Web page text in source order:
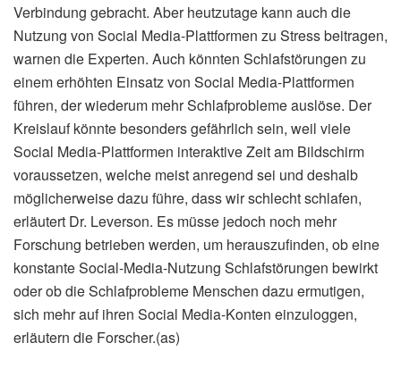
Verbindung gebracht. Aber heutzutage kann auch die
Nutzung von Social Media-Plattformen zu Stress beitragen,
warnen die Experten. Auch könnten Schlafstörungen zu
einem erhöhten Einsatz von Social Media-Plattformen
führen, der wiederum mehr Schlafprobleme auslöse. Der
Kreislauf könnte besonders gefährlich sein, weil viele
Social Media-Plattformen interaktive Zeit am Bildschirm
voraussetzen, welche meist anregend sei und deshalb
möglicherweise dazu führe, dass wir schlecht schlafen,
erläutert Dr. Leverson. Es müsse jedoch noch mehr
Forschung betrieben werden, um herauszufinden, ob eine
konstante Social-Media-Nutzung Schlafstörungen bewirkt
oder ob die Schlafprobleme Menschen dazu ermutigen,
sich mehr auf ihren Social Media-Konten einzuloggen,
erläutern die Forscher.(as)